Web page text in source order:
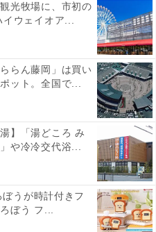
光牧場に、市初の
ウェイオア...
らん藤岡」は買い
ット。全国で...
】「湯どころ み
や冷冷交代浴...
うが時計付きフ
ぼう フ...